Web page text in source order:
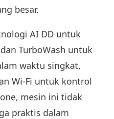
besar.
AI DD untuk
TurboWash untuk
waktu singkat,
Wi-Fi untuk kontrol
mesin ini tidak
praktis dalam